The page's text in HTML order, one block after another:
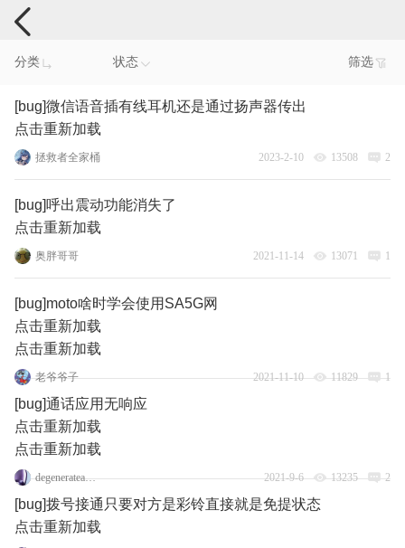
手机反馈
分类 状态 筛选
[bug]微信语音插有线耳机还是通过扬声器传出
点击重新加载
拯救者全家桶 2023-2-10 13508 2
[bug]呼出震动功能消失了
点击重新加载
奥胖哥哥 2021-11-14 13071 1
[bug]moto啥时学会使用SA5G网
点击重新加载
点击重新加载
老爷爷子 2021-11-10 11829 1
[bug]通话应用无响应
点击重新加载
点击重新加载
degenerateangel163 2021-9-6 13235 2
[bug]拨号接通只要对方是彩铃直接就是免提状态
点击重新加载